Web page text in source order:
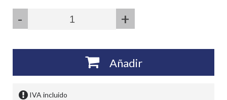
- +
Añadir
IVA incluido